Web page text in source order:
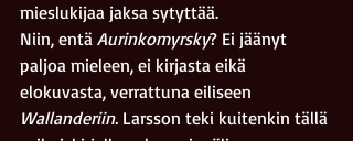
mieslukijaa jaksa sytyttää.
Niin, entä Aurinkomyrsky? Ei jäänyt
paljoa mieleen, ei kirjasta eikä
elokuvasta, verrattuna eiliseen
Wallanderiin. Larsson teki kuitenkin tällä